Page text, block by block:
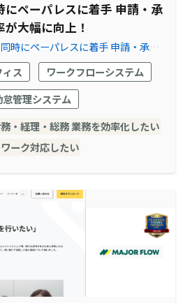
にペーパレスに着手 申請・承
大幅に向上！
時にペーパレスに着手 申請・承認の
上！
ス
ワークフローシステム
怠管理システム
・経理・総務 業務を効率化したい
ーク対応したい